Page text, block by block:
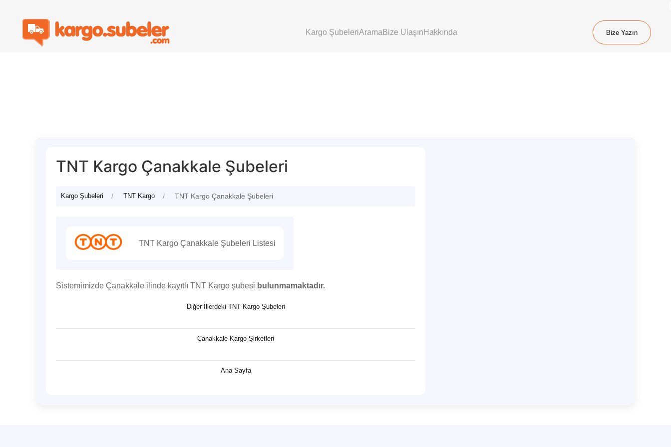
Kargo ŞubeleriArama Bize Ulaşın Hakkında Bize Yazın
TNT Kargo Çanakkale Şubeleri
Kargo Şubeleri TNT Kargo TNT Kargo Çanakkale Şubeleri
TNT Kargo Çanakkale Şubeleri Listesi
Sistemimizde Çanakkale ilinde kayıtlı TNT Kargo şubesi bulunmamaktadır.
Diğer İllerdeki TNT Kargo Şubeleri
Çanakkale Kargo Şirketleri
Ana Sayfa